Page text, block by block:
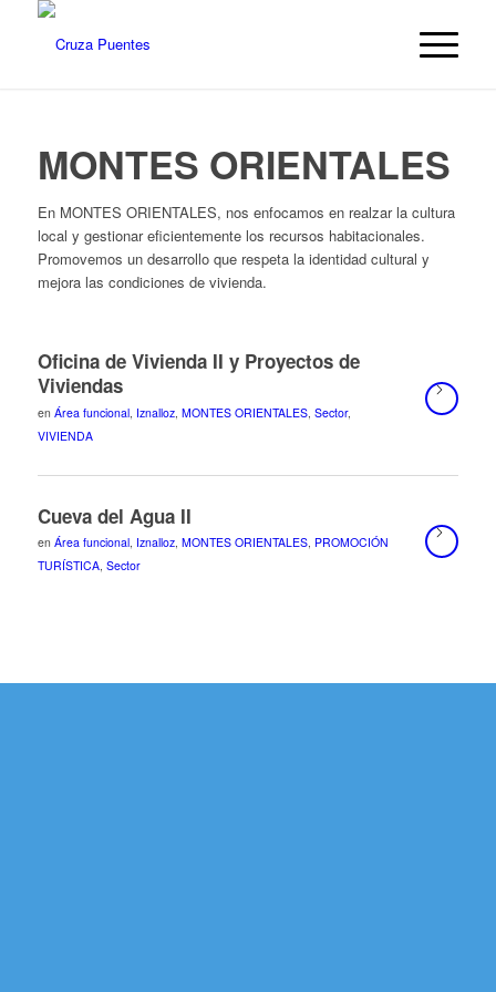
MONTES ORIENTALES
En MONTES ORIENTALES, nos enfocamos en realzar la cultura
local y gestionar eficientemente los recursos habitacionales.
Promovemos un desarrollo que respeta la identidad cultural y
mejora las condiciones de vivienda.
Oficina de Vivienda II y Proyectos de
Viviendas
en Área funcional, Iznalloz, MONTES ORIENTALES, Sector,
VIVIENDA
Cueva del Agua II
en Área funcional, Iznalloz, MONTES ORIENTALES, PROMOCIÓN
TURÍSTICA, Sector